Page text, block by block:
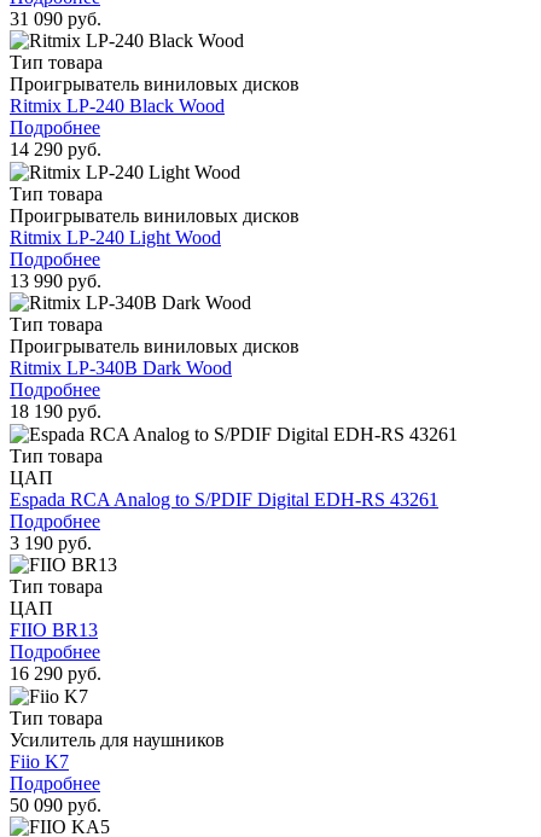
31 090 руб.
Тип товара
Проигрыватель виниловых дисков
Ritmix LP-240 Black Wood
Подробнее
14 290 руб.
Тип товара
Проигрыватель виниловых дисков
Ritmix LP-240 Light Wood
Подробнее
13 990 руб.
Тип товара
Проигрыватель виниловых дисков
Ritmix LP-340B Dark Wood
Подробнее
18 190 руб.
Тип товара
ЦАП
Espada RCA Analog to S/PDIF Digital EDH-RS 43261
Подробнее
3 190 руб.
Тип товара
ЦАП
FIIO BR13
Подробнее
16 290 руб.
Тип товара
Усилитель для наушников
Fiio K7
Подробнее
50 090 руб.